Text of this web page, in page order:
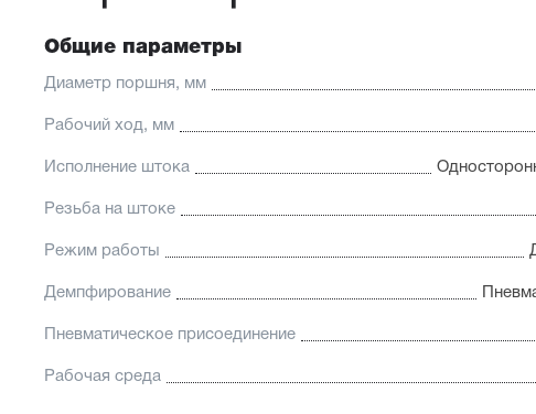
Общие параметры
Диаметр поршня, мм
Рабочий ход, мм
Исполнение штока
Резьба на штоке
Режим работы
Демпфирование
Пневматическое присоединение
Рабочая среда